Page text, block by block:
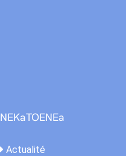
NEKaTOENEa
Actualité